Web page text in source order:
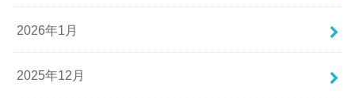
2026年1月
2025年12月